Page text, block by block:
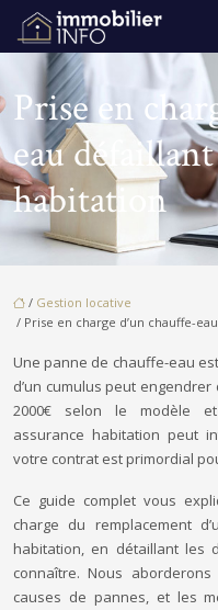
Prise en
eau défaillant
habitation
/ Gestion locative
/ Prise en charge d’un chauffe-
Une panne de chauffe-eau
d’un cumulus peut
2000€ selon le modèle et
assurance habitation peut
votre contrat est primordial
Ce guide complet vous
charge du remplacement
habitation, en détaillant les
connaître. Nous
causes de pannes, et les